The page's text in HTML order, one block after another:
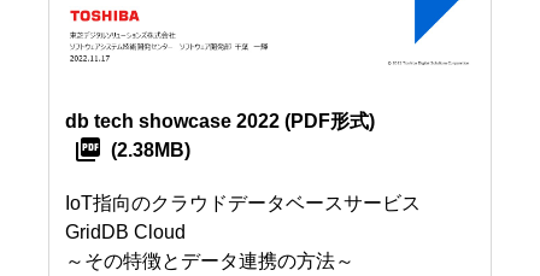
db tech showcase 2022 (PDF形式)
(2.38MB)
IoT指向のクラウドデータベースサービス
GridDB Cloud
～その特徴とデータ連携の方法～